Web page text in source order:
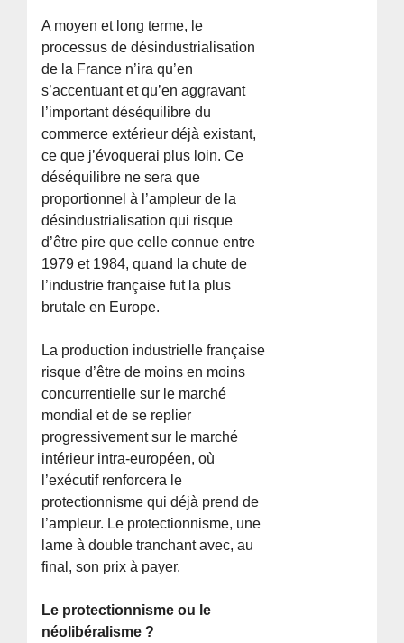
A moyen et long terme, le
processus de désindustrialisation
de la France n’ira qu’en
s’accentuant et qu’en aggravant
l’important déséquilibre du
commerce extérieur déjà existant,
ce que j’évoquerai plus loin. Ce
déséquilibre ne sera que
proportionnel à l’ampleur de la
désindustrialisation qui risque
d’être pire que celle connue entre
1979 et 1984, quand la chute de
l’industrie française fut la plus
brutale en Europe.
La production industrielle française
risque d’être de moins en moins
concurrentielle sur le marché
mondial et de se replier
progressivement sur le marché
intérieur intra-européen, où
l’exécutif renforcera le
protectionnisme qui déjà prend de
l’ampleur. Le protectionnisme, une
lame à double tranchant avec, au
final, son prix à payer.
Le protectionnisme ou le
néolibéralisme ?